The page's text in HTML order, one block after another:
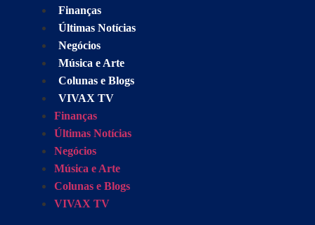
Finanças
Últimas Notícias
Negócios
Música e Arte
Colunas e Blogs
VIVAX TV
Finanças
Últimas Notícias
Negócios
Música e Arte
Colunas e Blogs
VIVAX TV